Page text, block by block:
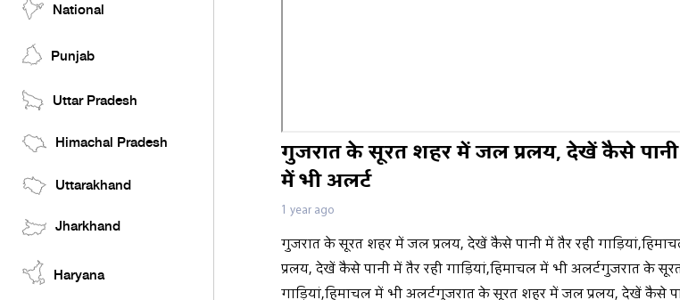
National
Punjab
Uttar Pradesh
Himachal Pradesh
Uttarakhand
Jharkhand
Haryana
गुजरात के सूरत शहर में जल प्रलय, देखें कैसे पानी
में भी अलर्ट
1 year ago
गुजरात के सूरत शहर में जल प्रलय, देखें कैसे पानी में तैर रही
प्रलय, देखें कैसे पानी में तैर रही गाड़ियां,हिमाचल में भी अलर्टगुजरात के
गाड़ियां,हिमाचल में भी अलर्टगुजरात के सूरत शहर में जल प्रलय, देखें कैसे